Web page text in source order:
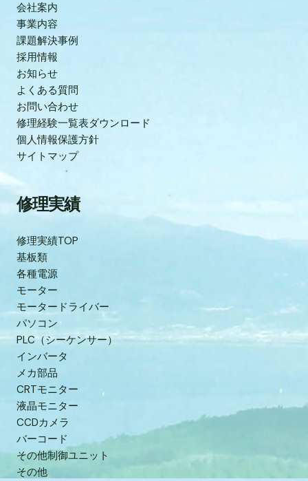
会社案内
事業内容
課題解決事例
採用情報
お知らせ
よくある質問
お問い合わせ
修理経験一覧表ダウンロード
個人情報保護方針
サイトマップ
修理実績
修理実績TOP
基板類
各種電源
モーター
モータードライバー
パソコン
PLC（シーケンサー）
インバータ
メカ部品
CRTモニター
液晶モニター
CCDカメラ
バーコード
その他制御ユニット
その他